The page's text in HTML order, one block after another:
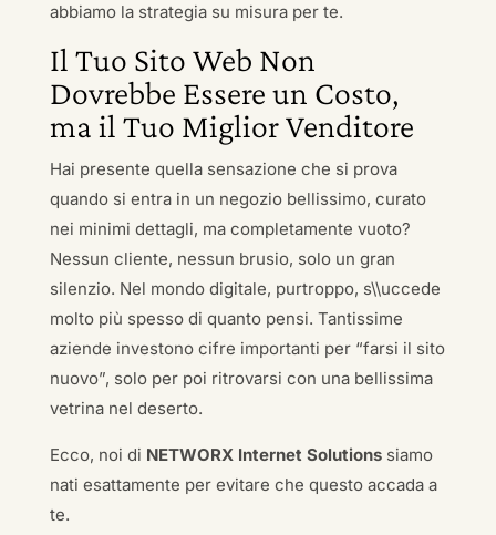
abbiamo la strategia su misura per te.
Il Tuo Sito Web Non
Dovrebbe Essere un Costo,
ma il Tuo Miglior Venditore
Hai presente quella sensazione che si prova
quando si entra in un negozio bellissimo, curato
nei minimi dettagli, ma completamente vuoto?
Nessun cliente, nessun brusio, solo un gran
silenzio. Nel mondo digitale, purtroppo, s\\uccede
molto più spesso di quanto pensi. Tantissime
aziende investono cifre importanti per “farsi il sito
nuovo”, solo per poi ritrovarsi con una bellissima
vetrina nel deserto.
Ecco, noi di NETWORX Internet Solutionssiamo
nati esattamente per evitare che questo accada a
te.